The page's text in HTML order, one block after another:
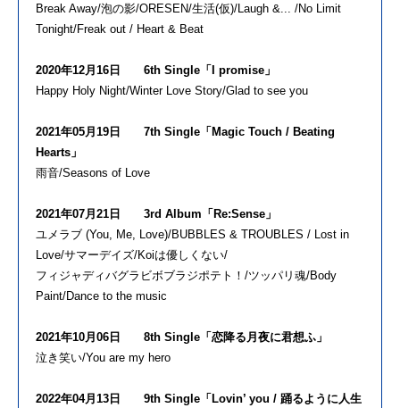
Break Away/泡の影/ORESEN/生活(仮)/Laugh &... /No Limit
Tonight/Freak out / Heart & Beat
2020年12月16日 6th Single「I promise」
Happy Holy Night/Winter Love Story/Glad to see you
2021年05月19日 7th Single「Magic Touch / Beating
Hearts」
雨音/Seasons of Love
2021年07月21日 3rd Album「Re:Sense」
ユメラブ (You, Me, Love)/BUBBLES & TROUBLES / Lost in
Love/サマーデイズ/Koiは優しくない/
フィジャディバグラビボブラジポテト！/ツッパリ魂/Body
Paint/Dance to the music
2021年10月06日 8th Single「恋降る月夜に君想ふ」
泣き笑い/You are my hero
2022年04月13日 9th Single「Lovin’ you / 踊るように人生